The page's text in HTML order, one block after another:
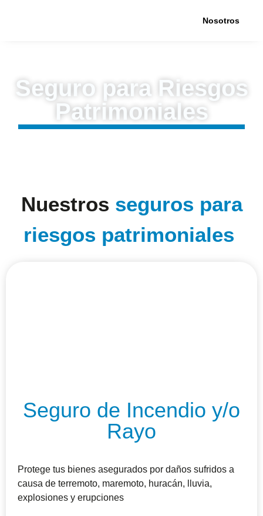
Nosotros
Seguro para Riesgos
Patrimoniales
Nuestros seguros para
riesgos patrimoniales
Seguro de Incendio y/o
Rayo
Protege tus bienes asegurados por daños sufridos a
causa de terremoto, maremoto, huracán, lluvia,
explosiones y erupciones